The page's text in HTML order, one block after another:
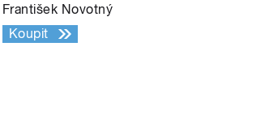
František Novotný
Koupit